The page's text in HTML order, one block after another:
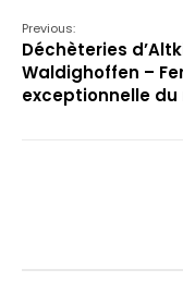
Previous:
Déchèteries
Waldighoffen –
exceptionnelle du